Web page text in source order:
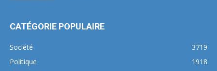
CATÉGORIE POPULAIRE
Société
3719
Politique
1918